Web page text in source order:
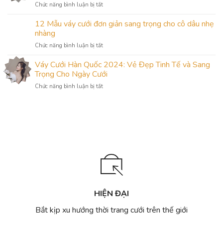
Quốc
Năm
cưới
kế
từ
Bridal
Chức năng bình luận bị tắtở
thuê
váy
tại
nhất
định
chọn
12 Mẫu váy cưới đơn giản sang trọng cho cô dâu nhẹ
nhàng
Chức năng bình luận bị tắtở
Mẫu
váy
cưới
đơn
nhàng
Váy Cưới Hàn Quốc 2024: Vẻ Đẹp Tinh Tế và Sang
Trọng Cho Ngày Cưới
Chức năng bình luận bị tắtở
Tinh
Tế
Trọng
Cho
Ngày
Cưới
HIỆN ĐẠI
Bắt kịp xu hướng thời trang cưới trên thế giới